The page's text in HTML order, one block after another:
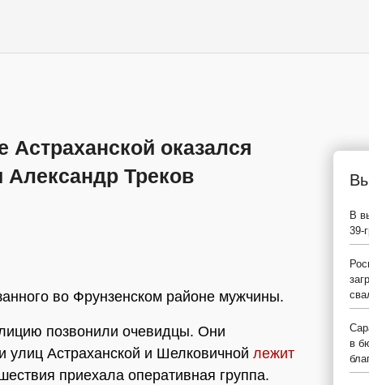
оказался
Александр Треков
во Фрунзенском районе мужчины.
позвонили очевидцы. Они
улиц Астраханской и Шелковичной лежит
приехала оперативная группа.
В
39-
в